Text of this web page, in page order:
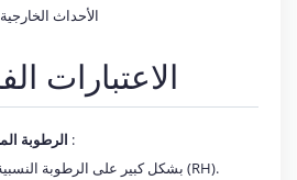
الأحداث
الاعتبارات
: